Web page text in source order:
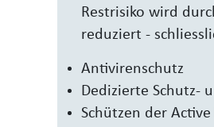
Restrisiko wird
reduziert -
Antivirenschutz
Dedizierte Schutz-
Schützen der